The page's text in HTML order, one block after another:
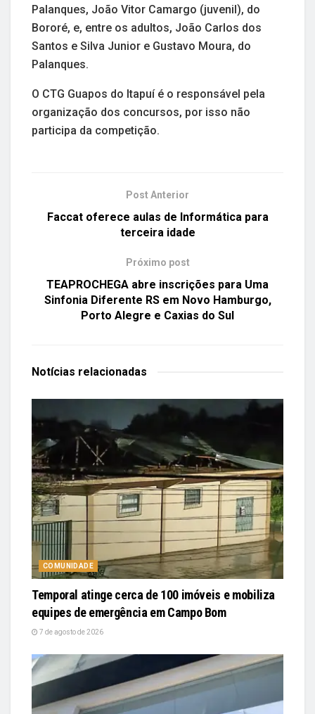
Palanques, João Vitor Camargo (juvenil), do
Bororé, e, entre os adultos, João Carlos dos
Santos e Silva Junior e Gustavo Moura, do
Palanques.
O CTG Guapos do Itapuí é o responsável pela
organização dos concursos, por isso não
participa da competição.
Post Anterior
Faccat oferece aulas de Informática para
terceira idade
Próximo post
TEAPROCHEGA abre inscrições para Uma
Sinfonia Diferente RS em Novo Hamburgo,
Porto Alegre e Caxias do Sul
Notícias relacionadas
COMUNIDADE
Temporal atinge cerca de 100 imóveis e mobiliza
equipes de emergência em Campo Bom
7 de agosto de 2026